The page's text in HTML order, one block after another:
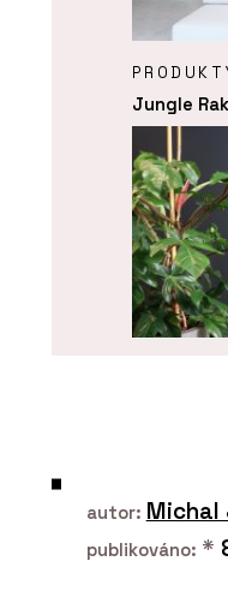
Jungle
autor: Michal
publikováno: *